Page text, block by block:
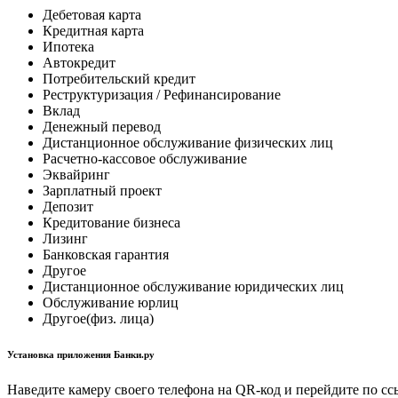
Дебетовая карта
Кредитная карта
Ипотека
Автокредит
Потребительский кредит
Реструктуризация / Рефинансирование
Вклад
Денежный перевод
Дистанционное обслуживание физических лиц
Расчетно-кассовое обслуживание
Эквайринг
Зарплатный проект
Депозит
Кредитование бизнеса
Лизинг
Банковская гарантия
Другое
Дистанционное обслуживание юридических лиц
Обслуживание юрлиц
Другое(физ. лица)
Установка приложения Банки.ру
Наведите камеру своего телефона на QR-код и перейдите по